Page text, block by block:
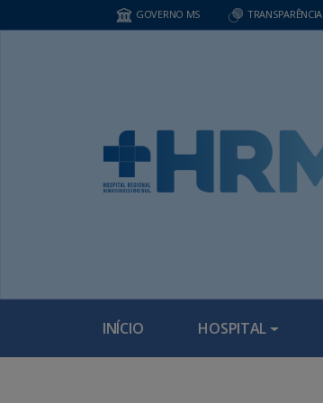
GOVERNO MS TRANSPARÊNCIA
INÍCIO HOSPITAL